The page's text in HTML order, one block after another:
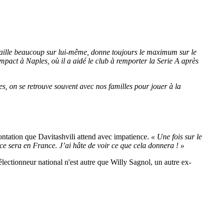
beaucoup sur lui-même, donne toujours le maximum sur le
à Naples, où il a aidé le club à remporter la Serie A après
on se retrouve souvent avec nos familles pour jouer à la
que Davitashvili attend avec impatience. « Une fois sur le
sera en France. J’ai hâte de voir ce que cela donnera ! »
national n'est autre que Willy Sagnol, un autre ex-